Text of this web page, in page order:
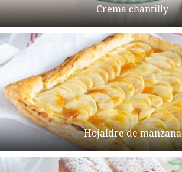
Crema chantilly
Hojaldre de manzana